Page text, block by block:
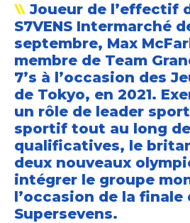
Joueur de l’effectif
S7VENS Intermarché
septembre, Max
membre de Team
7’s à l’occasion des
de Tokyo, en 2021.
un rôle de leader
sportif tout au long
qualificatives, le
deux nouveaux
intégrer le groupe
l’occasion de la finale
Supersevens.